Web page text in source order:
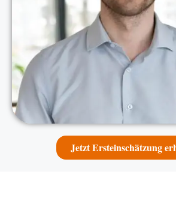
Jetzt Ersteinschätzung